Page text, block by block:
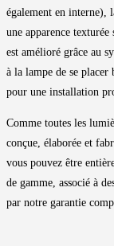
également en interne),
une apparence
est amélioré grâce au
à la lampe de se placer
pour une installation
Comme toutes les
conçue, élaborée et
vous pouvez être
de gamme, associé à
par notre garantie